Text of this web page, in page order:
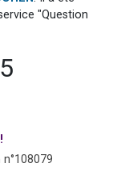
17 personnes viennent de demander une bénédiction
groupe sur Zoom
"Question